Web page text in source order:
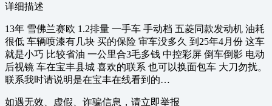
详细描述
13年 雪佛兰赛欧 1.2排量 一手车 手动档 五菱同款发动机 油耗
很低 车辆喷漆有几块 买的保险 审车没多久 到25年4月份 这车
就是小巧 比较省油 一公里合3毛多钱 中控彩屏 倒车倒影 电动
后视镜 车在宝丰县城 喜欢的联系 也可以换面包车 大刀勿扰。
联系我时请说明是在宝丰在线看到的…
如遇无效、虚假、诈骗信息，请立即举报